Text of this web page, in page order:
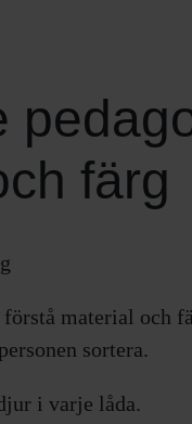
färg
material och
sortera.
i varje låda.